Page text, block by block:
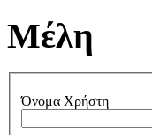
Μέλη
Όνομα Χρήστη